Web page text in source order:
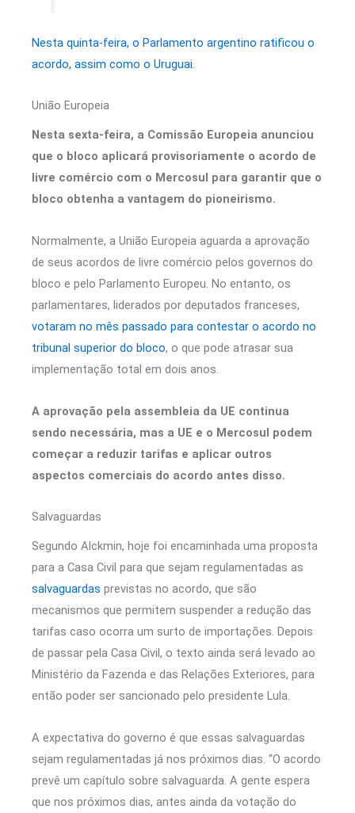
Nesta quinta-feira, o Parlamento argentino ratificou o
acordo, assim como o Uruguai.
União Europeia
Nesta sexta-feira, a Comissão Europeia anunciou
que o bloco aplicará provisoriamente o acordo de
livre comércio com o Mercosul para garantir que o
bloco obtenha a vantagem do pioneirismo.
Normalmente, a União Europeia aguarda a aprovação
de seus acordos de livre comércio pelos governos do
bloco e pelo Parlamento Europeu. No entanto, os
parlamentares, liderados por deputados franceses,
votaram no mês passado para contestar o acordo no
tribunal superior do bloco, o que pode atrasar sua
implementação total em dois anos.
A aprovação pela assembleia da UE continua
sendo necessária, mas a UE e o Mercosul podem
começar a reduzir tarifas e aplicar outros
aspectos comerciais do acordo antes disso.
Salvaguardas
Segundo Alckmin, hoje foi encaminhada uma proposta
para a Casa Civil para que sejam regulamentadas as
salvaguardas previstas no acordo, que são
mecanismos que permitem suspender a redução das
tarifas caso ocorra um surto de importações. Depois
de passar pela Casa Civil, o texto ainda será levado ao
Ministério da Fazenda e das Relações Exteriores, para
então poder ser sancionado pelo presidente Lula.
A expectativa do governo é que essas salvaguardas
sejam regulamentadas já nos próximos dias. “O acordo
prevê um capítulo sobre salvaguarda. A gente espera
que nos próximos dias, antes ainda da votação do